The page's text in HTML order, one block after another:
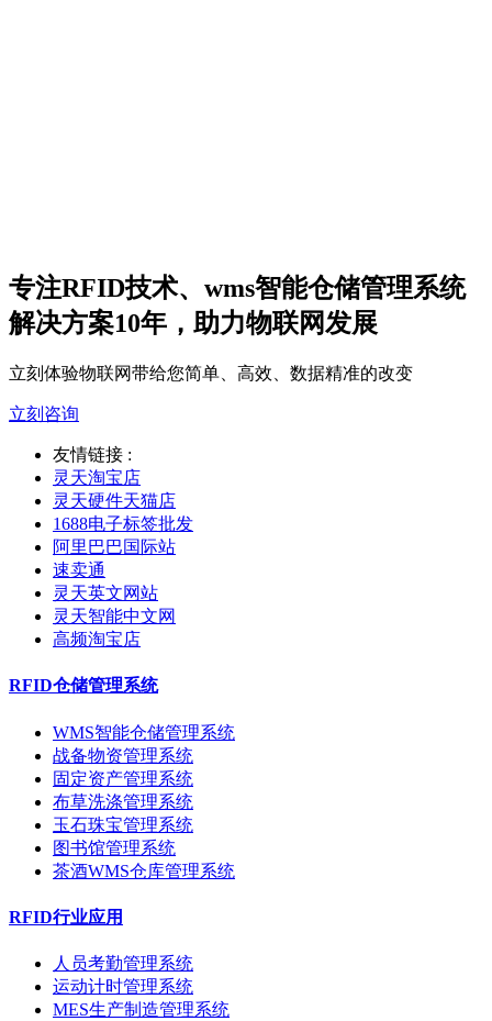
专注RFID技术、wms智能仓储管理系统
解决方案10年，助力物联网发展
立刻体验物联网带给您简单、高效、数据精准的改变
立刻咨询
友情链接 :
灵天淘宝店
灵天硬件天猫店
1688电子标签批发
阿里巴巴国际站
速卖通
灵天英文网站
灵天智能中文网
高频淘宝店
RFID仓储管理系统
WMS智能仓储管理系统
战备物资管理系统
固定资产管理系统
布草洗涤管理系统
玉石珠宝管理系统
图书馆管理系统
茶酒WMS仓库管理系统
RFID行业应用
人员考勤管理系统
运动计时管理系统
MES生产制造管理系统